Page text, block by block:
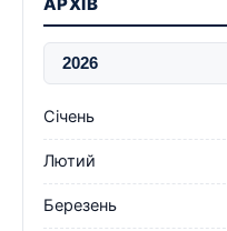
АРХІВ
Січень
Лютий
Березень